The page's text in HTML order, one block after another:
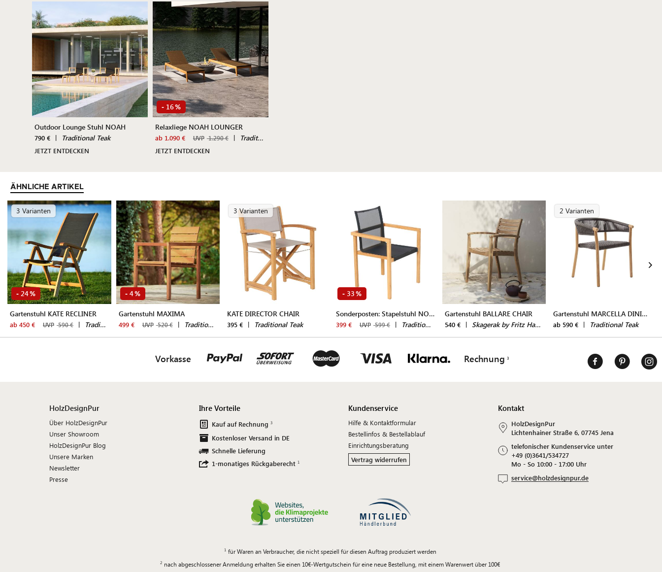
Outdoor Lounge Stuhl NOAH
790 € | Traditional Teak
JETZT ENTDECKEN
- 16%
Relaxliege NOAH LOUNGER
ab 1.090 € UVP 1.290 € | Traditional Teak
JETZT ENTDECKEN
ÄHNLICHE ARTIKEL
3 Varianten
- 24%
Gartenstuhl KATE RECLINER
ab 450 € UVP 590 € | Traditional Teak
- 4%
Gartenstuhl MAXIMA
499 € UVP 520 € | Traditional Teak
3 Varianten
KATE DIRECTOR CHAIR
395 € | Traditional Teak
- 33 %
Sonderposten: Stapelstuhl NOAH
399 € UVP 599 € | Traditional Teak
Gartenstuhl BALLARE CHAIR
540 € | Skagerak by Fritz Hansen
2 Varianten
Gartenstuhl MARCELLA DINING CHAIR
ab 590 € | Traditional Teak
Vorkasse Rechnung
HolzDesignPur
Über HolzDesignPur
Unser Showroom
HolzDesignPur Blog
Unsere Marken
Newsletter
Presse
Ihre Vorteile
Kauf auf Rechnung
Kostenloser Versand in DE
Schnelle Lieferung
1-monatiges Rückgaberecht
Kundenservice
Hilfe & Kontaktformular
Bestellinfos & Bestellablauf
Einrichtungsberatung
Vertrag widerrufen
Kontakt
HolzDesignPur
Lichtenhainer Straße 6, 07745 Jena
telefonischer Kundenservice unter
+49 (0)3641/534727
Mo - So 10:00 - 17:00 Uhr
service@holzdesignpur.de
für Waren an Verbraucher, die nicht speziell für diesen Auftrag produziert werden
nach abgeschlossener Anmeldung erhalten Sie einen 10€-Wertgutschein für eine neue Bestellung, mit einem Warenwert über 100€